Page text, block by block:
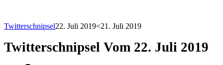
Twitterschnipsel22. Juli 2019<21. Juli 2019
Twitterschnipsel Vom 22. Juli 2019